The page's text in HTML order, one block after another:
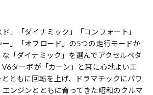
」「ダイナミック」「コンフォート」
ー」「オフロード」の5つの走行モードか
な「ダイナミック」を選んでアクセルペダ
ターボが「カーン」と耳に心地よいエ
ともに回転を上げ、ドラマチックにパワ
ンジンとともに育ってきた昭和のクルマ